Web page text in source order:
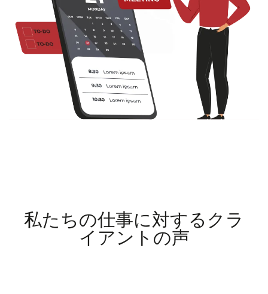
私たちの仕事に対するクラ
イアントの声